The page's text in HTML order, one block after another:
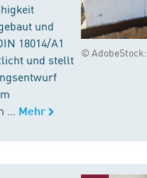
©
und
18014/A1
und stellt
Mehr